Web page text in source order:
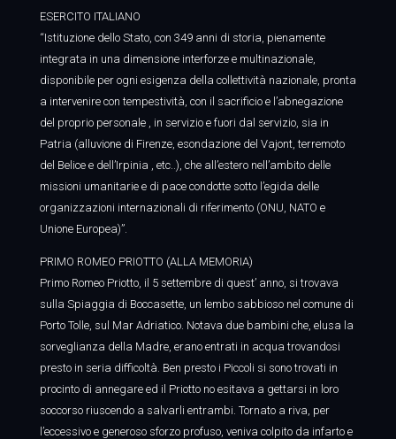
ESERCITO ITALIANO
“Istituzione dello Stato, con 349 anni di storia, pienamente
integrata in una dimensione interforze e multinazionale,
disponibile per ogni esigenza della collettività nazionale, pronta
a intervenire con tempestività, con il sacrificio e l’abnegazione
del proprio personale , in servizio e fuori dal servizio, sia in
Patria (alluvione di Firenze, esondazione del Vajont, terremoto
del Belice e dell’Irpinia , etc..), che all’estero nell’ambito delle
missioni umanitarie e di pace condotte sotto l’egida delle
organizzazioni internazionali di riferimento (ONU, NATO e
Unione Europea)”.
PRIMO ROMEO PRIOTTO (ALLA MEMORIA)
Primo Romeo Priotto, il 5 settembre di quest’ anno, si trovava
sulla Spiaggia di Boccasette, un lembo sabbioso nel comune di
Porto Tolle, sul Mar Adriatico. Notava due bambini che, elusa la
sorveglianza della Madre, erano entrati in acqua trovandosi
presto in seria difficoltà. Ben presto i Piccoli si sono trovati in
procinto di annegare ed il Priotto no esitava a gettarsi in loro
soccorso riuscendo a salvarli entrambi. Tornato a riva, per
l’eccessivo e generoso sforzo profuso, veniva colpito da infarto e